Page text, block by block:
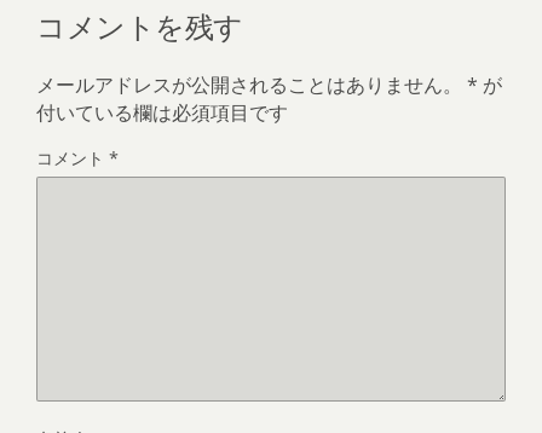
コメントを残す
メールアドレスが公開されることはありません。 * が
付いている欄は必須項目です
コメント *